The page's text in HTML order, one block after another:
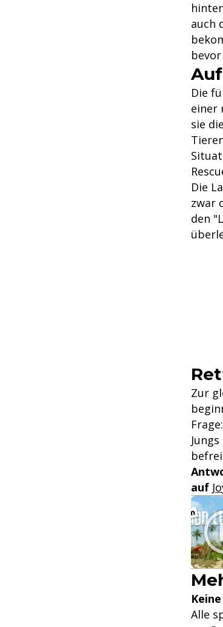
auch
Die
einer
sie
Die
zwar
den
Zur
auf
Alle